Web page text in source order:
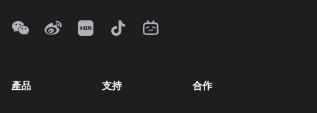
產品 支持 合作